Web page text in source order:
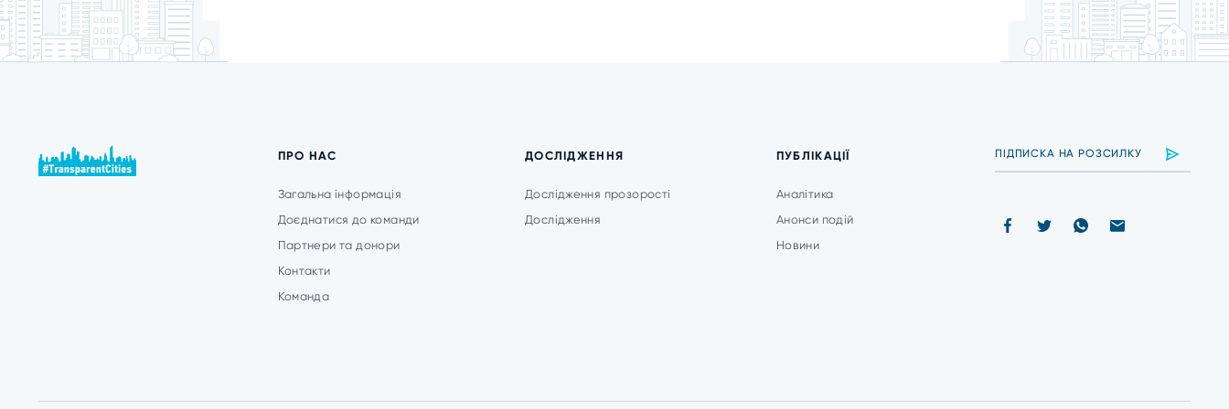
ПРО НАС
Загальна інформація
Доєднатися до команди
Партнери та донори
Контакти
Команда
ДОСЛІДЖЕННЯ
Дослідження прозорості
Дослідження
ПУБЛІКАЦІЇ
Аналітика
Анонси подій
Новини